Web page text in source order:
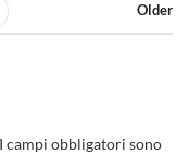
Older
I campi obbligatori sono